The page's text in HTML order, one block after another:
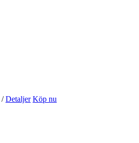
/ Detaljer Köp nu